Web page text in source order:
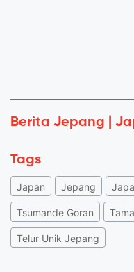
Berita Jepang |
Tags
Japan Jepang
Tsumande Goran
Telur Unik Jepang